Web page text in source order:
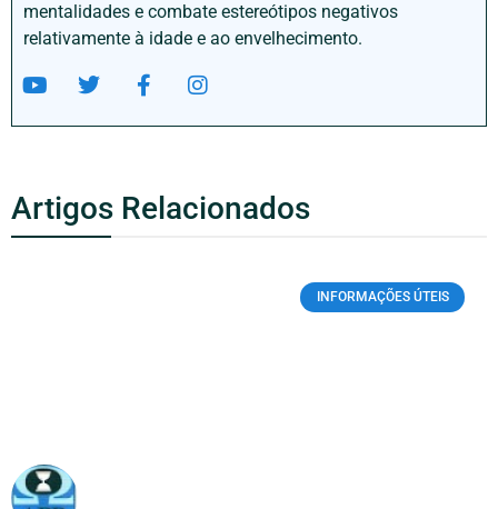
mentalidades e combate estereótipos negativos
relativamente à idade e ao envelhecimento.
Artigos Relacionados
INFORMAÇÕES ÚTEIS